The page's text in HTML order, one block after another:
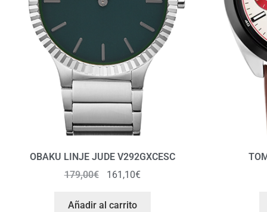
OBAKU LINJE JUDE V292GXCESC
179,00€ 161,10€
Añadir al carrito